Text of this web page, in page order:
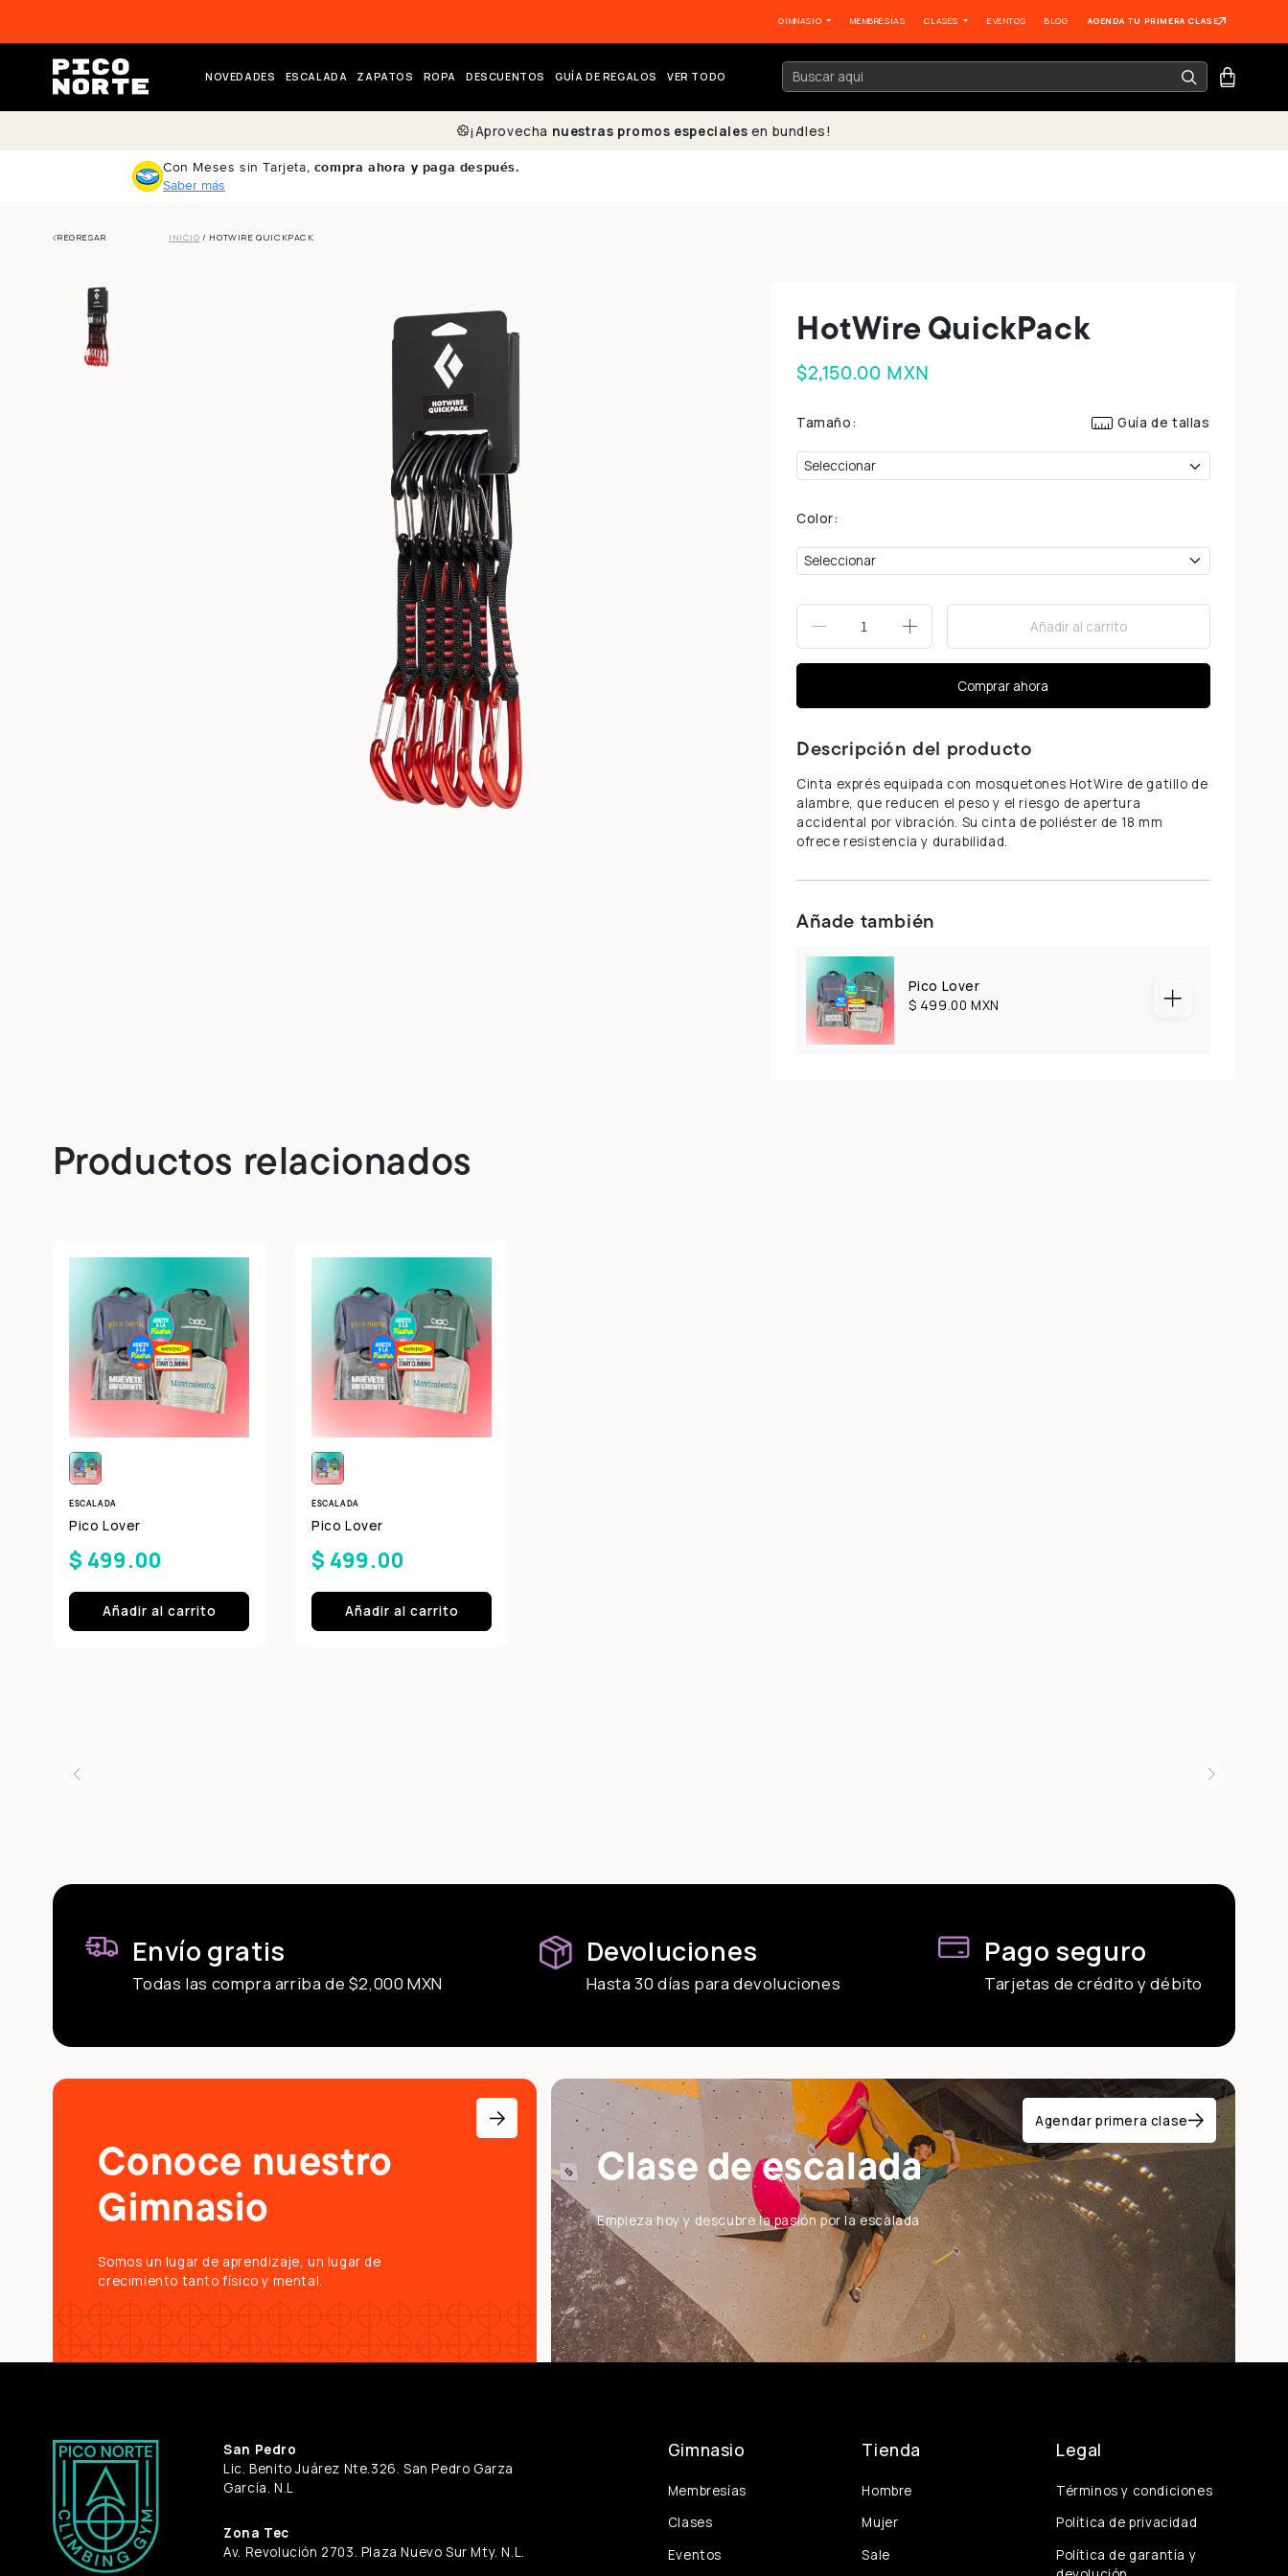
GIMNASIO MEMBRESÍAS CLASES EVENTOS BLOG AGENDA TU PRIMERA CLASE
NOVEDADES ESCALADA ZAPATOS ROPA DESCUENTOS GUÍA DE REGALOS VER TODO
¡Aprovecha nuestras promos especiales en bundles!
Con Meses sin Tarjeta, compra ahora y paga después.
Saber más
REGRESAR INICIO / HOTWIRE QUICKPACK
HotWire QuickPack
$2,150.00 MXN
Tamaño: Guía de tallas
Color:
+ Añadir al carrito
Comprar ahora
Descripción del producto
Cinta exprés equipada con mosquetones HotWire de gatillo de
alambre, que reducen el peso y el riesgo de apertura
accidental por vibración. Su cinta de poliéster de 18 mm
ofrece resistencia y durabilidad.
Añade también
Pico Lover
$ 499.00 MXN
Productos relacionados
ESCALADA
Pico Lover
$ 499.00
Añadir al carrito
ESCALADA
Pico Lover
$ 499.00
Añadir al carrito
Envío gratis
Todas las compra arriba de $2,000 MXN
Devoluciones
Hasta 30 días para devoluciones
Pago seguro
Tarjetas de crédito y débito
Conoce nuestro
Gimnasio
Somos un lugar de aprendizaje, un lugar de
crecimiento tanto físico y mental.
Agendar primera clase
Clase de escalada
Empieza hoy y descubre la pasión por la escalada
San Pedro
Lic. Benito Juárez Nte.326. San Pedro Garza
García. N.L
Zona Tec
Av. Revolución 2703. Plaza Nuevo Sur Mty. N.L.
Gimnasio
Membresías
Clases
Eventos
Tienda
Hombre
Mujer
Sale
Legal
Términos y condiciones
Política de privacidad
Política de garantía y
Compra ahora y paga a meses sin
3